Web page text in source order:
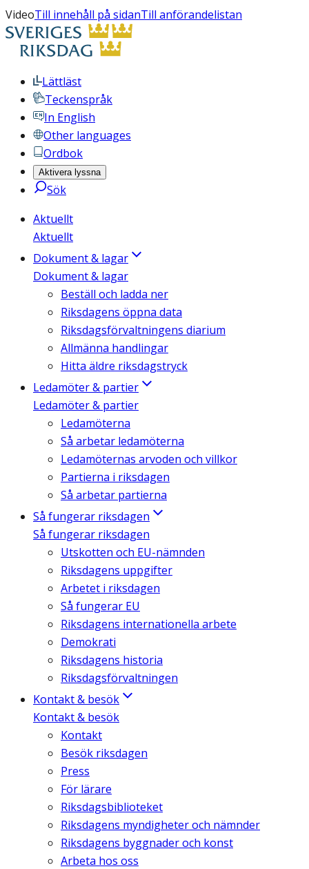
VideoTill innehåll på sidanTill anförandelistan
Lättläst
Teckenspråk
In English
Other languages
Ordbok
Aktivera lyssna
Sök
Aktuellt
Aktuellt
Dokument & lagar
Dokument & lagar
Beställ och ladda ner
Riksdagens öppna data
Riksdagsförvaltningens diarium
Allmänna handlingar
Hitta äldre riksdagstryck
Ledamöter & partier
Ledamöter & partier
Ledamöterna
Så arbetar ledamöterna
Ledamöternas arvoden och villkor
Partierna i riksdagen
Så arbetar partierna
Så fungerar riksdagen
Så fungerar riksdagen
Utskotten och EU-nämnden
Riksdagens uppgifter
Arbetet i riksdagen
Så fungerar EU
Riksdagens internationella arbete
Demokrati
Riksdagens historia
Riksdagsförvaltningen
Kontakt & besök
Kontakt & besök
Kontakt
Besök riksdagen
Press
För lärare
Riksdagsbiblioteket
Riksdagens myndigheter och nämnder
Riksdagens byggnader och konst
Arbeta hos oss